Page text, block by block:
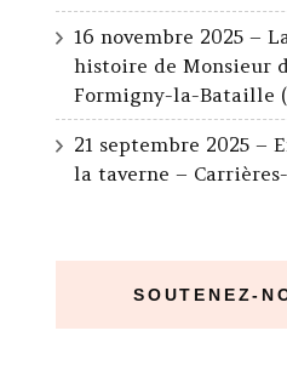
16 novembre 2025 –
histoire de Monsieur
Formigny-la-Bataille
21 septembre 2025 –
la taverne –
SOUTENEZ-